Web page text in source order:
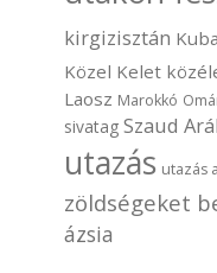
kirgizisztán Kuba
Közel Kelet
Laosz Marokkó
sivatag Szaud
utazás utazás
zöldségeket
ázsia